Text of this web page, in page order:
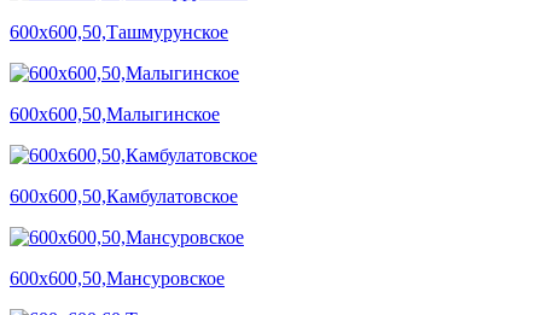
600х600,50,Ташмурунское
600х600,50,Малыгинское
600х600,50,Камбулатовское
600х600,50,Мансуровское